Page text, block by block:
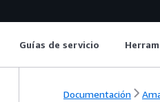
Guías de servicio
Documentación